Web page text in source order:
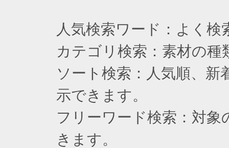
人気検索ワード：よく
カテゴリ検索：素材の
ソート検索：人気順、
示できます。
フリーワード検索：対
きます。